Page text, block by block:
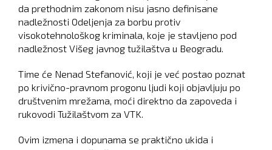
da prethodnim zakonom nisu jasno definisane
nadležnosti Odeljenja za borbu protiv
visokotehnološkog kriminala, koje je stavljeno pod
nadležnost Višeg javnog tužilaštva u Beogradu.
Time će Nenad Stefanović, koji je već postao poznat
po krivično-pravnom progonu ljudi koji objavljuju po
društvenim mrežama, moći direktno da zapoveda i
rukovodi Tužilaštvom za VTK.
Ovim izmena i dopunama se praktično ukida i